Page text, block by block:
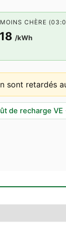
CHÈRE
/kWh
sont retardés
de recharge VE